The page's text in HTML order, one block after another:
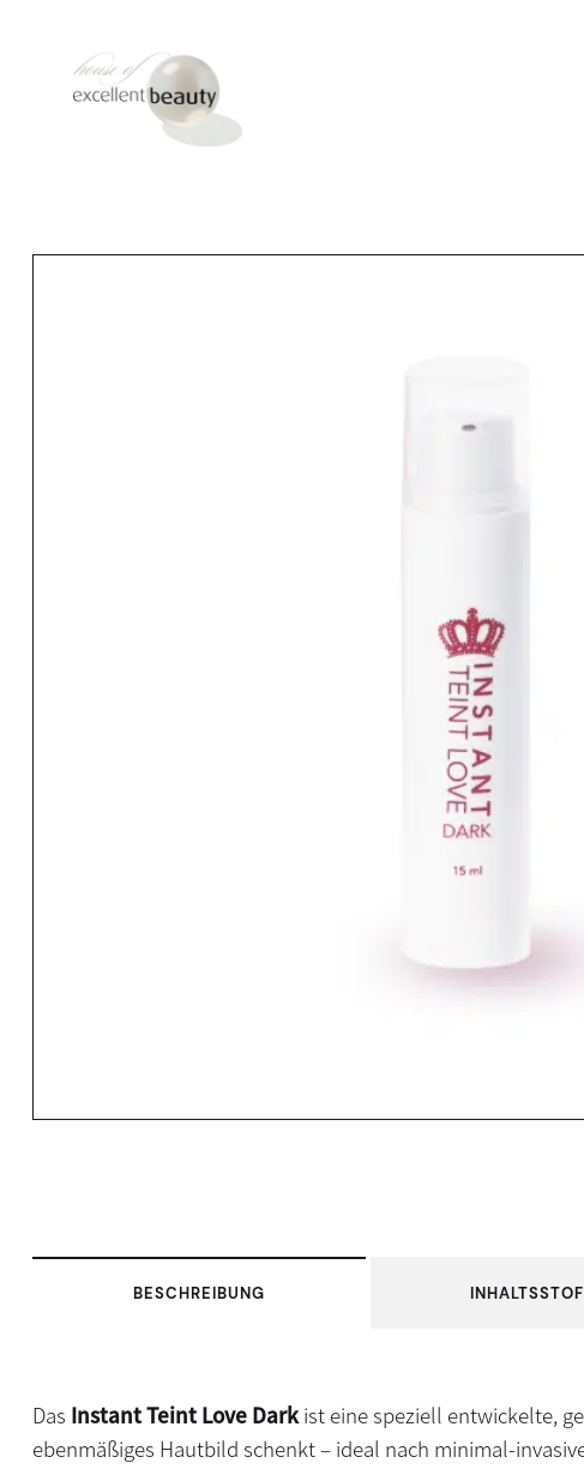
BESCHREIBUNG
Das Instant Teint Love Dark ist eine speziell entwickelte,
ebenmäßiges Hautbild schenkt – ideal nach minimal-